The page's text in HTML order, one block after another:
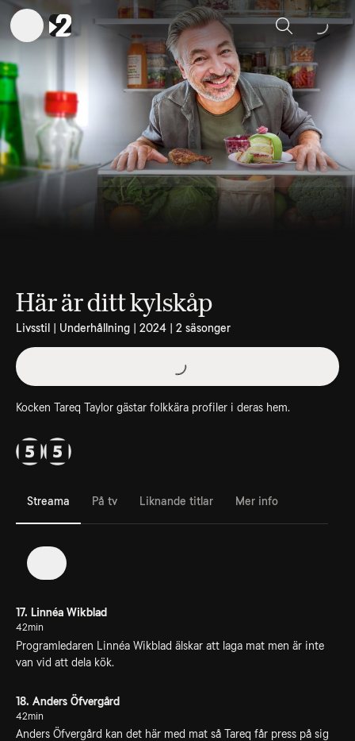
Sök
Här är ditt kylskåp
Livsstil | Underhållning | 2024 | 2 säsonger
Kocken Tareq Taylor gästar folkkära profiler i deras hem.
Streama På tv Liknande titlar Mer info
17. Linnéa Wikblad
42min
Programledaren Linnéa Wikblad älskar att laga mat men är inte
van vid att dela kök.
18. Anders Öfvergård
42min
Anders Öfvergård kan det här med mat så Tareq får press på sig